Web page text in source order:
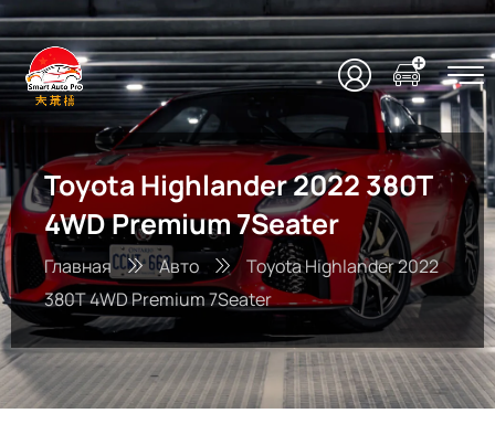
Toyota Highlander 2022 380T
4WD Premium 7Seater
Главная Авто
Toyota Highlander 2022
380T 4WD Premium 7Seater